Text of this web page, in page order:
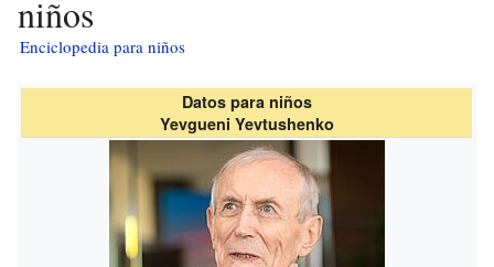
niños
Enciclopedia para niños
Datos para niños
Yevgueni Yevtushenko